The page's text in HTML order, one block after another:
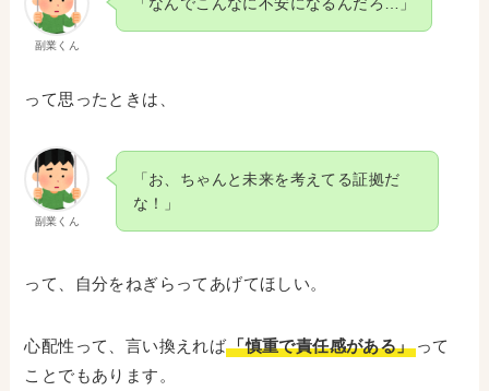
副業くん
「なんでこんなに不安になるんだろ…」
って思ったときは、
副業くん
「お、ちゃんと未来を考えてる証拠だ
な！」
って、自分をねぎらってあげてほしい。
心配性って、言い換えれば「慎重で責任感がある」って
ことでもあります。